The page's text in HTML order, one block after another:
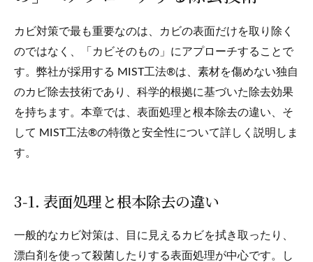
カビ対策で最も重要なのは、カビの表面だけを取り除く
のではなく、「カビそのもの」にアプローチすることで
す。弊社が採用する MIST工法®は、素材を傷めない独自
のカビ除去技術であり、科学的根拠に基づいた除去効果
を持ちます。本章では、表面処理と根本除去の違い、そ
して MIST工法®の特徴と安全性について詳しく説明しま
す。
3‑1. 表面処理と根本除去の違い
一般的なカビ対策は、目に見えるカビを拭き取ったり、
漂白剤を使って殺菌したりする表面処理が中心です。し